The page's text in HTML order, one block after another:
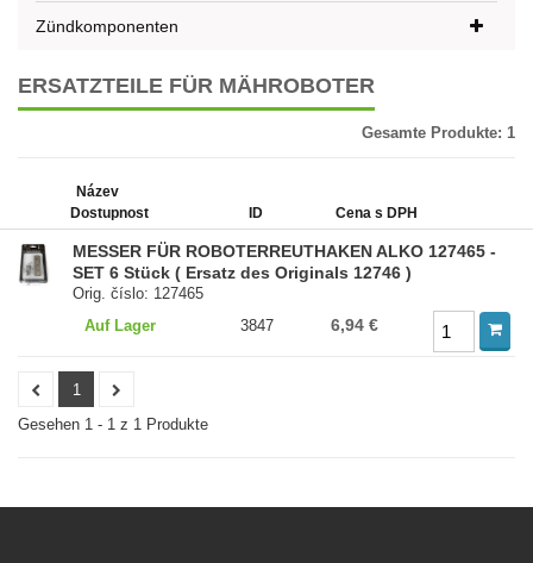
Zündkomponenten
ERSATZTEILE FÜR MÄHROBOTER
Gesamte Produkte: 1
Název
Dostupnost
ID Cena s DPH
MESSER FÜR ROBOTERREUTHAKEN ALKO 127465 -
SET 6 Stück ( Ersatz des Originals 12746 )
Orig. číslo: 127465
Auf Lager
3847 6,94 €
1
Gesehen 1 - 1 z 1 Produkte